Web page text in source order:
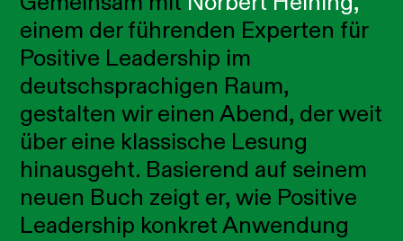
einem derführenden Experten für
Positive Leadership im
deutschsprachigen Raum,
gestalten wir einen Abend, der weit
über eine klassische Lesung
hinausgeht. Basierend auf seinem
neuen Buch zeigt er, wie Positive
Leadership konkret Anwendung